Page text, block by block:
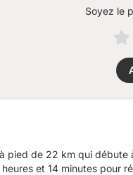
Soyez le
pied de 22 km qui
et 14 minutes pour